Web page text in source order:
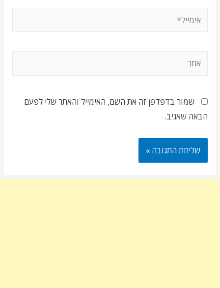
שמור בדפדפן זה את השם, האימייל והאתר שלי לפעם
הבאה שאגיב.